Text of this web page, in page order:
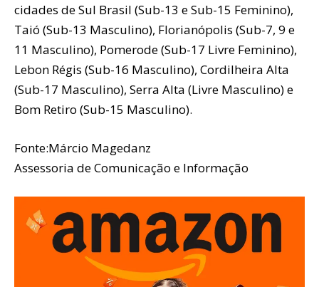
cidades de Sul Brasil (Sub-13 e Sub-15 Feminino),
Taió (Sub-13 Masculino), Florianópolis (Sub-7, 9 e
11 Masculino), Pomerode (Sub-17 Livre Feminino),
Lebon Régis (Sub-16 Masculino), Cordilheira Alta
(Sub-17 Masculino), Serra Alta (Livre Masculino) e
Bom Retiro (Sub-15 Masculino).
Fonte:Márcio Magedanz
Assessoria de Comunicação e Informação